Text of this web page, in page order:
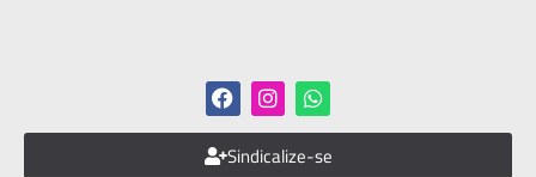
Sindicalize-se